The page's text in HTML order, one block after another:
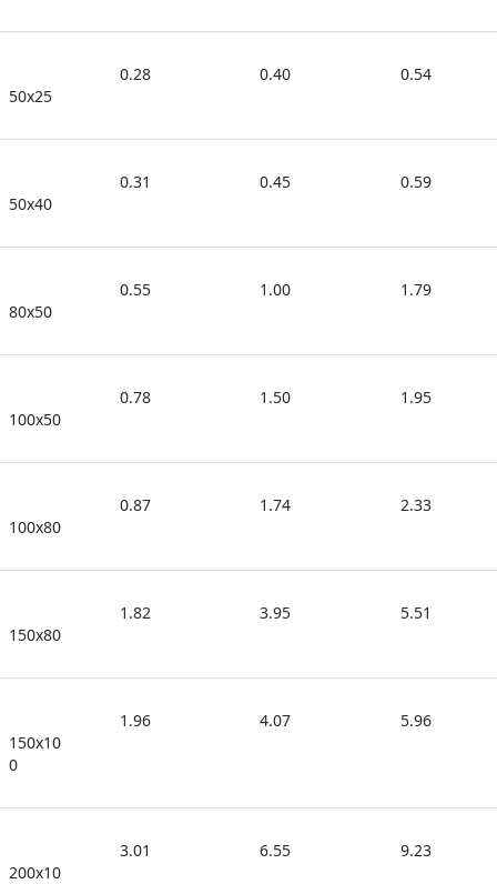
50x25
0.28 0.40 0.54
50x40
0.31 0.45 0.59
80x50
0.55 1.00 1.79
100x50
0.78 1.50 1.95
100x80
0.87 1.74 2.33
150x80
1.82 3.95 5.51
150x10
0
1.96 4.07 5.96
200x10
3.01 6.55 9.23